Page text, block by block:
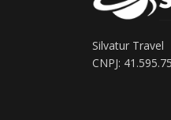
Silvatur Travel
CNPJ: